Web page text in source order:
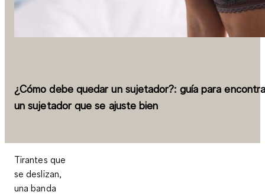
¿Cómo debe quedar un sujetador?: guía para
un sujetador que se ajuste bien
Tirantes que
se deslizan,
una banda